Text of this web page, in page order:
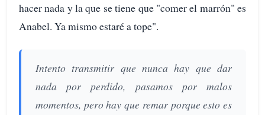
hacer nada y la que se tiene que "comer el marrón" es
Anabel. Ya mismo estaré a tope".
Intento transmitir que nunca hay que dar
nada por perdido, pasamos por malos
momentos, pero hay que remar porque esto es